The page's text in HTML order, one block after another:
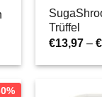
Trüffel
€13,97 – €